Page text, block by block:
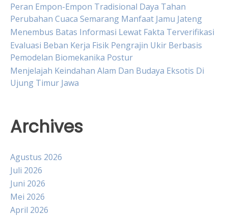
Peran Empon-Empon Tradisional Daya Tahan
Perubahan Cuaca Semarang Manfaat Jamu Jateng
Menembus Batas Informasi Lewat Fakta Terverifikasi
Evaluasi Beban Kerja Fisik Pengrajin Ukir Berbasis
Pemodelan Biomekanika Postur
Menjelajah Keindahan Alam Dan Budaya Eksotis Di
Ujung Timur Jawa
Archives
Agustus 2026
Juli 2026
Juni 2026
Mei 2026
April 2026